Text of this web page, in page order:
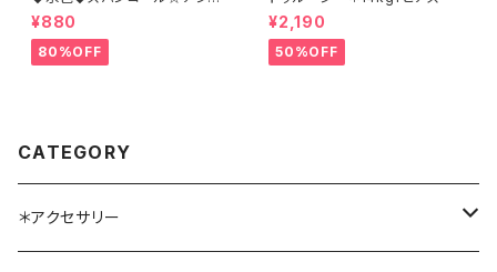
メトリー＊刺繍ピアス
¥880
80%OFF
¥2,190
50%OFF
CATEGORY
＊アクセサリー